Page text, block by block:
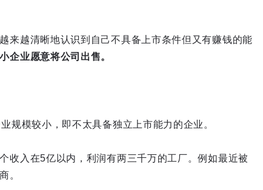
来越清晰地认识到自己不具备上市条件但又有赚钱的能
企业愿意将公司出售。
规模较小，即不太具备独立上市能力的企业。
收入在5亿以内，利润有两三千万的工厂。例如最近被
。